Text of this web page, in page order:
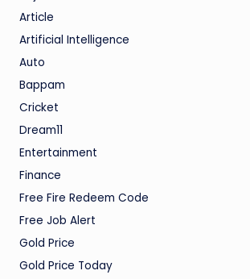
Article
Artificial Intelligence
Auto
Bappam
Cricket
Dream11
Entertainment
Finance
Free Fire Redeem Code
Free Job Alert
Gold Price
Gold Price Today